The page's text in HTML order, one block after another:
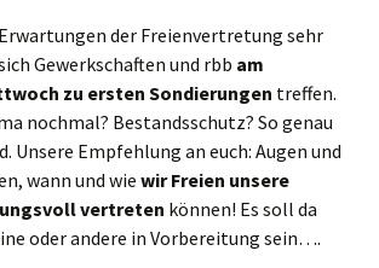
der Freienvertretung sehr
Gewerkschaften und rbb am
zu ersten Sondierungen treffen.
nochmal? Bestandsschutz? So genau
Unsere Empfehlung an euch: Augen und
wann und wie wir Freien unsere
vertreten können! Es soll da
oder andere in Vorbereitung sein….